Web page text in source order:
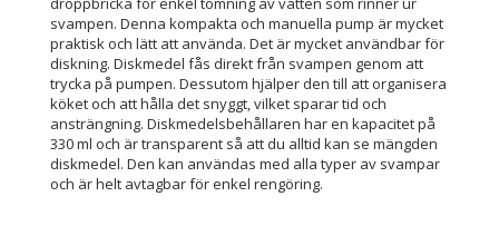
svampen. Denna kompakta och manuella pump är mycket
praktisk och lätt att använda. Det är mycket användbar för
diskning. Diskmedel fås direkt från svampen genom att
trycka på pumpen. Dessutom hjälper den till att organisera
köket och att hålla det snyggt, vilket sparar tid och
ansträngning. Diskmedelsbehållaren har en kapacitet på
330 ml och är transparent så att du alltid kan se mängden
diskmedel. Den kan användas med alla typer av svampar
och är helt avtagbar för enkel rengöring.